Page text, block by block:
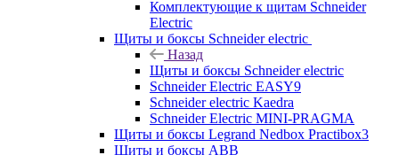
Комплектующие к щитам Schneider
Electric
Щиты и боксы Schneider electric
Назад
Щиты и боксы Schneider electric
Schneider Electric EASY9
Schneider electric Kaedra
Schneider Electric MINI-PRAGMA
Щиты и боксы Legrand Nedbox Practibox3
Щиты и боксы ABB